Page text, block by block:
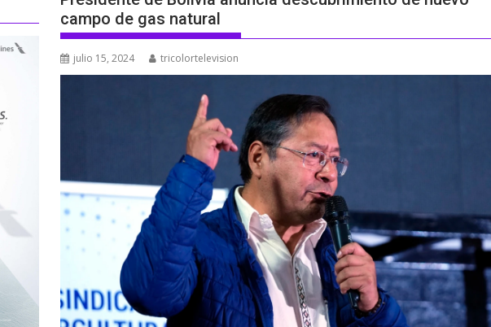
campo de gas natural
julio 15, 2024 tricolortelevision